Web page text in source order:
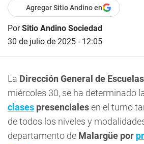
Agregar Sitio Andino en
PorSitio Andino Sociedad
30 de julio de 2025 - 12:05
La Dirección General de Escuelas
miércoles 30, se ha determinado
clases presencialesen el turno
de todos los niveles y
departamento de Malargüe por